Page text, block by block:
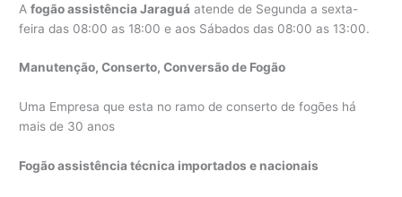
Afogão assistência Jaraguá atende de Segunda a sexta-
feira das 08:00 as 18:00 e aos Sábados das 08:00 as 13:00.
Manutenção, Conserto, Conversão de Fogão
Uma Empresa que esta no ramo de conserto de fogões há
mais de 30 anos
Fogão assistência técnica importados e nacionais